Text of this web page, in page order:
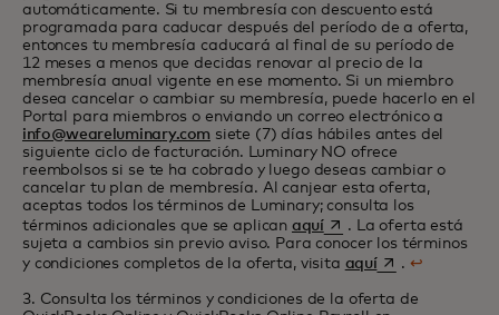
automáticamente. Si tu membresía con descuento está
programada para caducar después del período de a oferta,
entonces tu membresía caducará al final de su período de
12 mesesa menos que decidas renovar al precio de la
membresía anual vigente en ese momento. Si un miembro
desea cancelar o cambiar su membresía, puede hacerlo en el
Portal para miembros o enviando un correo electrónico a
info@weareluminary.com siete (7) días hábiles antes del
siguiente ciclo de facturación. Luminary NO ofrece
reembolsos si se te ha cobrado y luego deseas cambiar o
cancelar tu plan de membresía. Al canjear esta oferta,
aceptas todos los términos de Luminary; consulta los
términos adicionales que se aplican aquíse abre en una pestaña
. La oferta está
sujeta a cambios sin previo aviso. Para conocer los términos
y condiciones completos de la oferta, visita aquíse abre en una
. ↩
3. Consulta los términos y condiciones de la oferta de